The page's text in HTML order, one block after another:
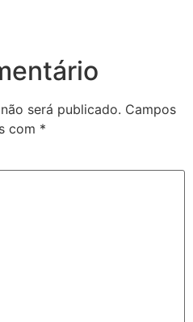
será publicado. Campos
com *